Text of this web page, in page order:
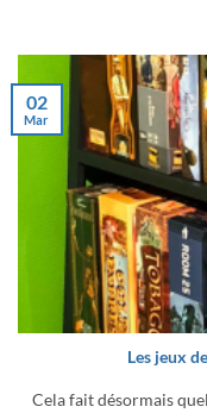
Les jeux
Cela fait désormais
02
Mar